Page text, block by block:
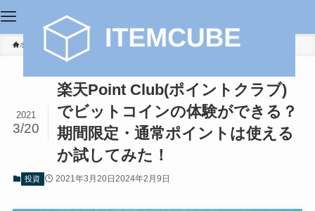
ホーム
楽天Point Club(ポイントクラブ)
でビットコインの体験ができる？
期間限定・通常ポイントは使える
か試してみた！
2021
3/20
投資 2021年3月20日 2024年2月9日